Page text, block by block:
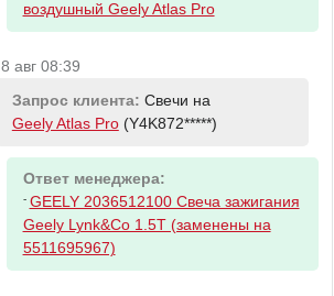
воздушный Geely Atlas Pro
8 авг 08:39
Запрос клиента: Свечи на
Geely Atlas Pro(Y4K872*****)
Ответ менеджера:
- GEELY 2036512100 Свеча зажигания
Geely Lynk&Co 1.5T (заменены на
5511695967)